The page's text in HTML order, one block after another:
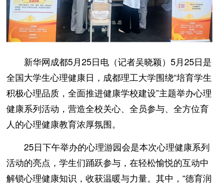
新华网成都5月25日电（记者吴晓颖）5月25日是
全国大学生心理健康日，成都理工大学围绕“培育学生
积极心理品质，全面推进健康学校建设”主题举办心理
健康系列活动，营造全校关心、全员参与、全方位育
人的心理健康教育浓厚氛围。
25日下午举办的心理游园会是本次心理健康系列
活动的亮点，学生们踊跃参与，在轻松愉悦的互动中
解锁心理健康知识，收获温暖与力量。其中，“德育润